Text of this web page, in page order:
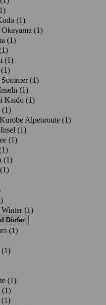
1)
(1)
(1)
(1)
1)
(1)
1)
(1)
(1)
Kaido (1)
(1)
Alpenroute (1)
(1)
(1)
1)
(1)
1)
)
(1)
Dörfer
(1)
(1)
(1)
(1)
(1)